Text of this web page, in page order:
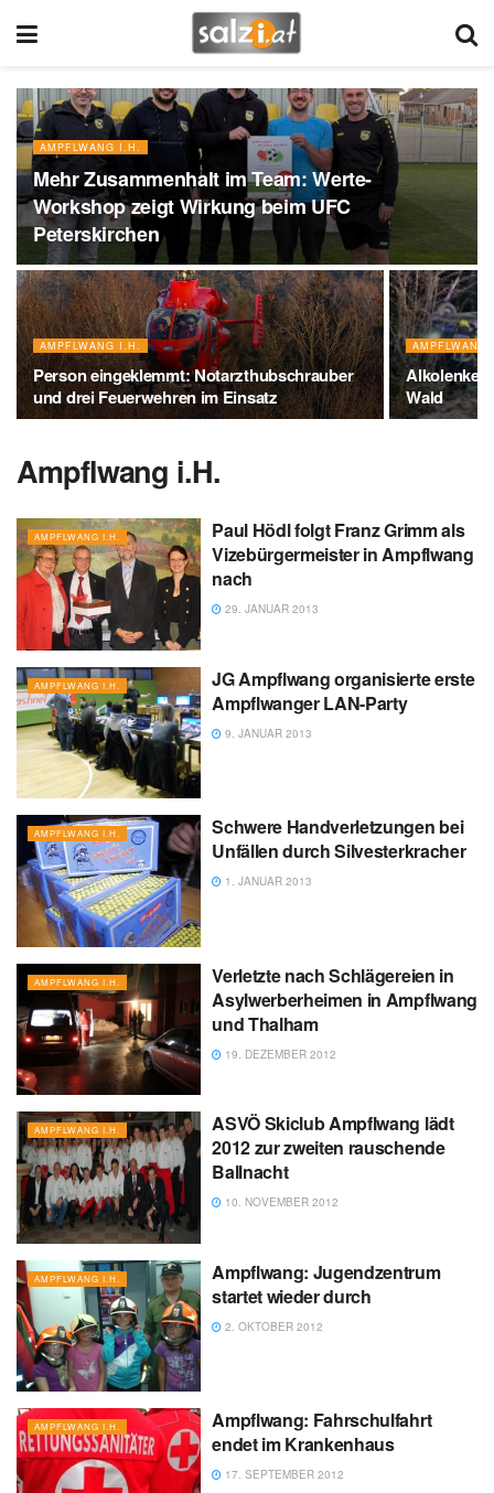
AMPFLWANG I.H.
Mehr Zusammenhalt im Team: Werte-
Workshop zeigt Wirkung beim UFC
Peterskirchen
AMPFLWANG I.H.
Person eingeklemmt: Notarzthubschrauber
und drei Feuerwehren im Einsatz
Alkolenker
Wald
Ampflwang i.H.
AMPFLWANG I.H.
Paul Hödl folgt Franz Grimm als
Vizebürgermeister in Ampflwang
nach
29. JANUAR 2013
AMPFLWANG I.H.
JG Ampflwang organisierte erste
Ampflwanger LAN-Party
9. JANUAR 2013
AMPFLWANG I.H.
Schwere Handverletzungen bei
Unfällen durch Silvesterkracher
1. JANUAR 2013
AMPFLWANG I.H.
Verletzte nach Schlägereien in
Asylwerberheimen in Ampflwang
und Thalham
19. DEZEMBER 2012
AMPFLWANG I.H.
ASVÖ Skiclub Ampflwang lädt
2012 zur zweiten rauschende
Ballnacht
10. NOVEMBER 2012
AMPFLWANG I.H.
Ampflwang: Jugendzentrum
startet wieder durch
2. OKTOBER 2012
AMPFLWANG I.H.
Ampflwang: Fahrschulfahrt
endet im Krankenhaus
17. SEPTEMBER 2012